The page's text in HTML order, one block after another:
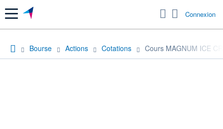
Menu Connexion
Bourse Actions Cotations Cours MAGNUM ICE